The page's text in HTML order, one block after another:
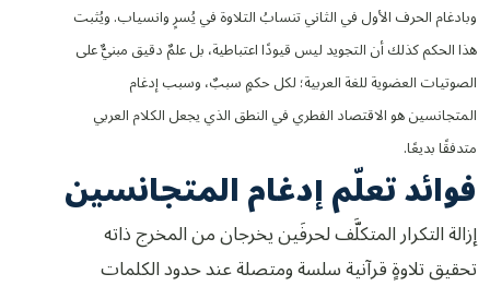
وبادغام الحرف الأول في الثاني تنسابُ التلاوة في يُسرٍ وانسياب. ويُثبت
هذا الحكم كذلك أن التجويد ليس قيودًا اعتباطية، بل علمٌ دقيق مبنيٌّ على
الصوتيات العضوية للغة العربية؛ لكل حكمٍ سببٌ، وسبب إدغام
المتجانسين هو الاقتصاد الفطري في النطق الذي يجعل الكلام العربي
متدفقًا بديعًا.
فوائد تعلّم إدغام المتجانسين
إزالة التكرار المتكلَّف لحرفَين يخرجان من المخرج ذاته
تحقيق تلاوةٍ قرآنية سلسة ومتصلة عند حدود الكلمات